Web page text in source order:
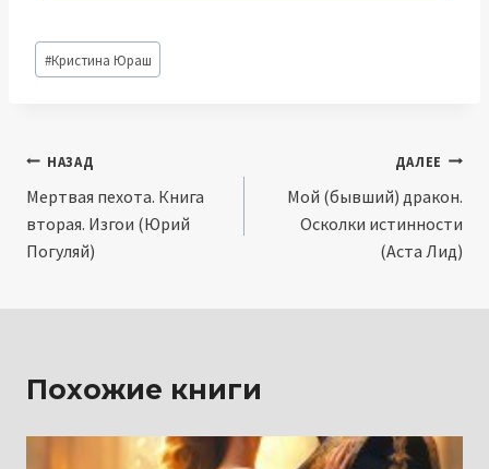
Метки
записи:
#Кристина Юраш
Навигация
по
записям
НАЗАД
Мертвая пехота. Книга
вторая. Изгои (Юрий
Погуляй)
ДАЛЕЕ
Мой (бывший) дракон.
Осколки истинности
(Аста Лид)
Похожие книги